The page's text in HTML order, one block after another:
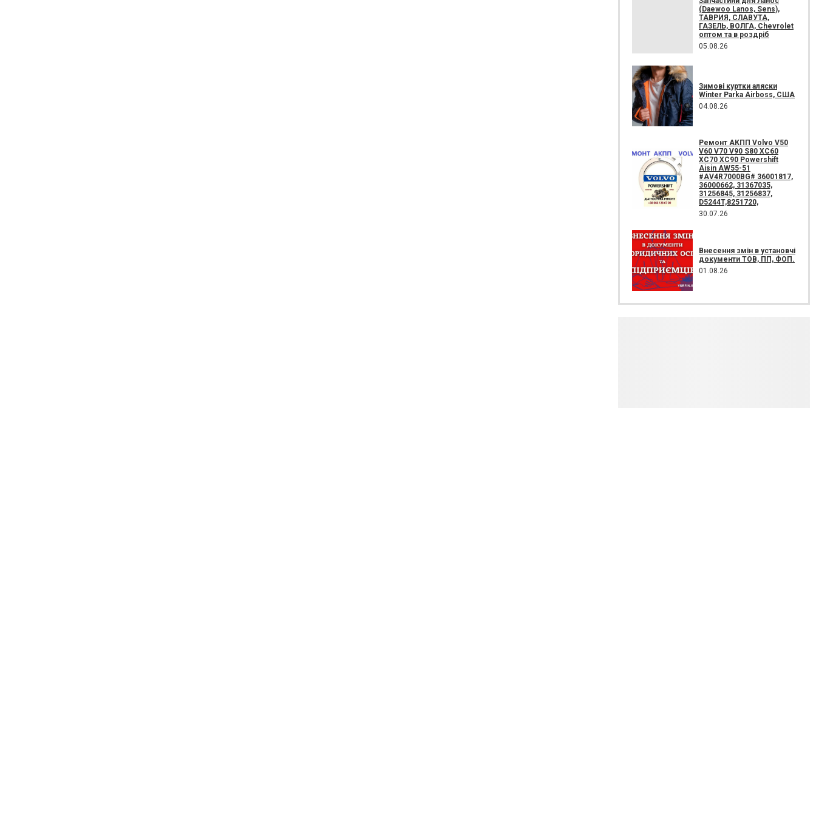
(Daewoo Lanos, Sens),
ТАВРИЯ, СЛАВУТА,
ГАЗЕЛЬ, ВОЛГА, Chevrolet
оптом та в роздріб
05.08.26
Зимові куртки аляски
Winter Parka Airboss, США
04.08.26
Ремонт АКПП Volvo V50
V60 V70 V90 S80 XC60
XC70 XC90 Powershift
Aisin AW55-51
#AV4R7000BG# 36001817,
36000662, 31367035,
31256845, 31256837,
D5244T,8251720,
30.07.26
Внесення змін в установчі
документи ТОВ, ПП, ФОП.
01.08.26